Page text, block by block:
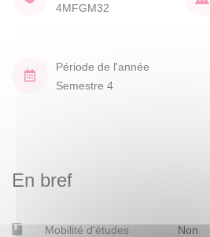
4MFGM32
Période de l'année
Semestre 4
En bref
Mobilité d'études Non